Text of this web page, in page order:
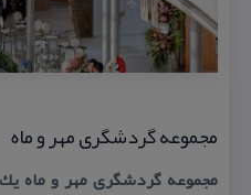
مجموعه گردشگری مهر و ماه
مجموعه گردشگری مهر و ماه